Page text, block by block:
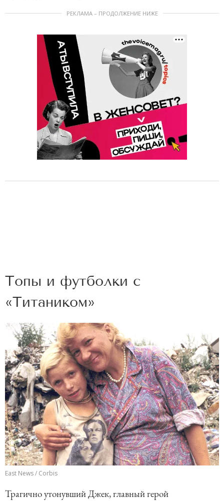
РЕКЛАМА – ПРОДОЛЖЕНИЕ НИЖЕ
Топы и футболки с
«Титаником»
East News / Corbis
Трагично утонувший Джек, главный герой